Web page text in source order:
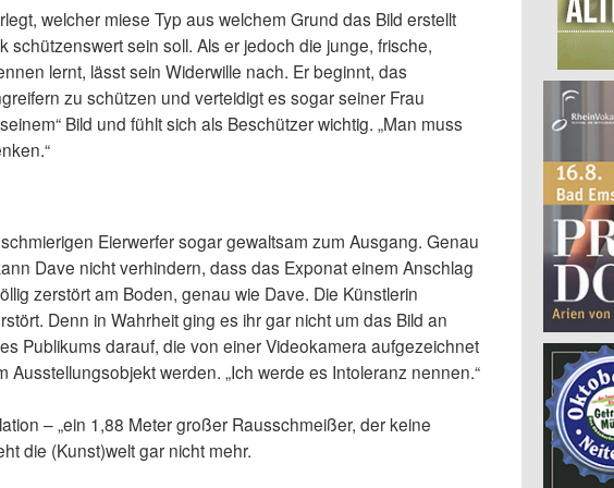
welcher miese Typ aus welchem Grund das Bild erstellt
sein soll. Als er jedoch die junge, frische,
lernt, lässt sein Widerwille nach. Er beginnt, das
zu schützen und verteidigt es sogar seiner Frau
Bild und fühlt sich als Beschützer wichtig. „Man muss
Eierwerfer sogar gewaltsam zum Ausgang. Genau
Dave nicht verhindern, dass das Exponat einem Anschlag
zerstört am Boden, genau wie Dave. Die Künstlerin
Denn in Wahrheit ging es ihr gar nicht um das Bild an
Publikums darauf, die von einer Videokamera aufgezeichnet
Ausstellungsobjekt werden. „Ich werde es Intoleranz nennen.“
– „ein 1,88 Meter großer Rausschmeißer, der keine
die (Kunst)welt gar nicht mehr.